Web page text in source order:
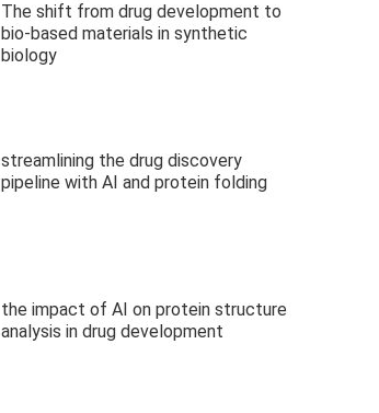
The shift from drug development to
bio-based materials in synthetic
biology
streamlining the drug discovery
pipeline with AI and protein folding
the impact of AI on protein structure
analysis in drug development